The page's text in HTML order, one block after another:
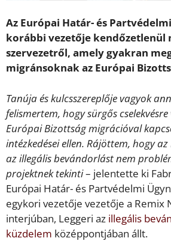
Az Európai Határ- és
korábbi vezetője kendőzetlenül
szervezetről, amely gyakran
migránsoknak az Európai
Tanúja és kulcsszereplője vagyok
felismertem, hogy sürgős
Európai Bizottság migrációval
intézkedései ellen. Rájöttem, hogy
az illegális bevándorlást nem
projektnek tekinti– jelentette ki
Európai Határ- és Partvédelmi
egykori vezetője vezetője a Remix
interjúban, Leggeri az illegális
küzdelem középpontjában állt.